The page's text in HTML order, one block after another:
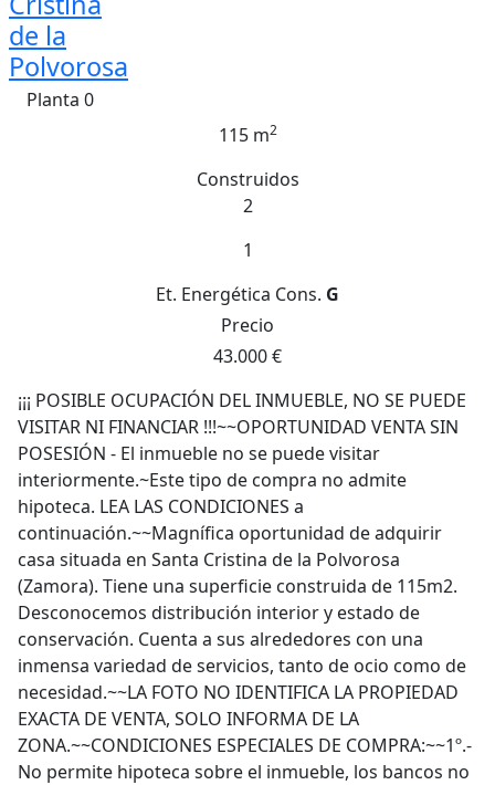
de la
Polvorosa
Planta 0
115 m2
Construidos
2
1
Et. Energética Cons. G
Precio
43.000 €
¡¡¡ POSIBLE OCUPACIÓN DEL INMUEBLE, NO SE PUEDE
VISITAR NI FINANCIAR !!!~~OPORTUNIDAD VENTA SIN
POSESIÓN - El inmueble no se puede visitar
interiormente.~Este tipo de compra no admite
hipoteca. LEA LAS CONDICIONES a
continuación.~~Magnífica oportunidad de adquirir
casa situada en Santa Cristina de la Polvorosa
(Zamora). Tiene una superficie construida de 115m2.
Desconocemos distribución interior y estado de
conservación. Cuenta a sus alrededores con una
inmensa variedad de servicios, tanto de ocio como de
necesidad.~~LA FOTO NO IDENTIFICA LA PROPIEDAD
EXACTA DE VENTA, SOLO INFORMA DE LA
ZONA.~~CONDICIONES ESPECIALES DE COMPRA:~~1º.-
No permite hipoteca sobre el inmueble, los bancos no